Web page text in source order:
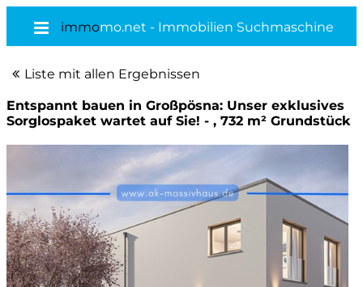
immomo.net - Immobilien Suchmaschine
Liste mit allen Ergebnissen
Entspannt bauen in Großpösna: Unser exklusives
Sorglospaket wartet auf Sie! - , 732 m² Grundstück